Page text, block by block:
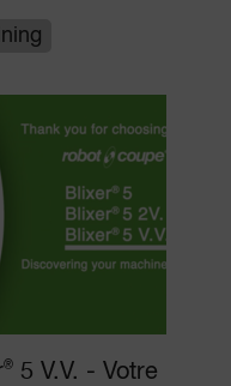
®
5 V.V. - Votre